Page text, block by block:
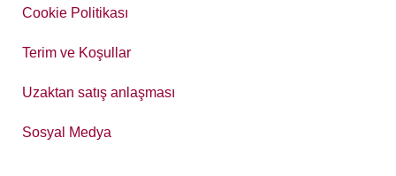
Cookie Politikası
Terim ve Koşullar
Uzaktan satış anlaşması
Sosyal Medya